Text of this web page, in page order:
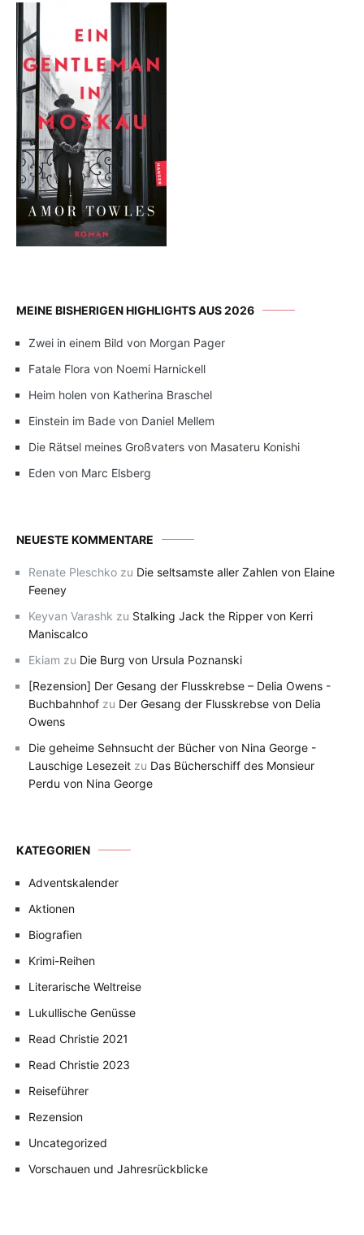
MEINE BISHERIGEN HIGHLIGHTS AUS 2026
Zwei in einem Bild von Morgan Pager
Fatale Flora von Noemi Harnickell
Heim holen von Katherina Braschel
Einstein im Bade von Daniel Mellem
Die Rätsel meines Großvaters von Masateru Konishi
Eden von Marc Elsberg
NEUESTE KOMMENTARE
Renate Pleschko zu Die seltsamste aller Zahlen von Elaine
Feeney
Keyvan Varashk zu Stalking Jack the Ripper von Kerri
Maniscalco
Ekiam zu Die Burg von Ursula Poznanski
[Rezension] Der Gesang der Flusskrebse – Delia Owens -
Buchbahnhof zu Der Gesang der Flusskrebse von Delia
Owens
Die geheime Sehnsucht der Bücher von Nina George -
Lauschige Lesezeit zu Das Bücherschiff des Monsieur
Perdu von Nina George
KATEGORIEN
Adventskalender
Aktionen
Biografien
Krimi-Reihen
Literarische Weltreise
Lukullische Genüsse
Read Christie 2021
Read Christie 2023
Reiseführer
Rezension
Uncategorized
Vorschauen und Jahresrückblicke